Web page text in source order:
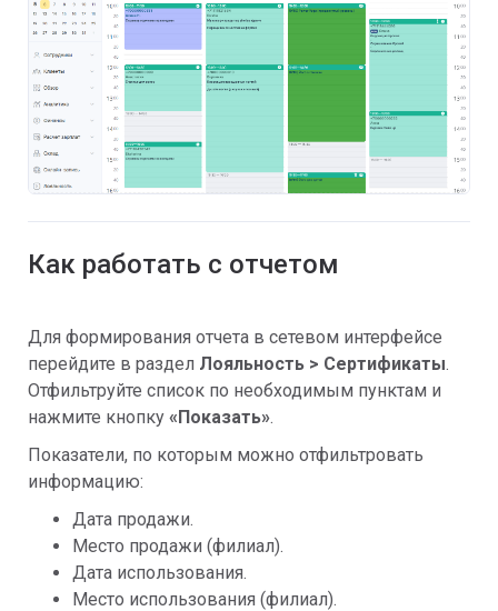
Как работать с отчетом
Для формирования отчета в сетевом интерфейсе
перейдите в раздел Лояльность > Сертификаты.
Отфильтруйте список по необходимым пунктам и
нажмите кнопку «Показать».
Показатели, по которым можно отфильтровать
информацию:
Дата продажи.
Место продажи (филиал).
Дата использования.
Место использования (филиал).